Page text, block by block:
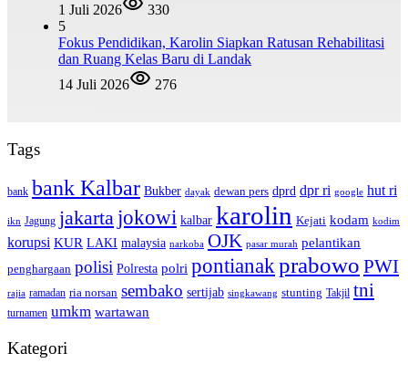
1 Juli 2026
330
5
Fokus Pendidikan, Karolin Siapkan Ratusan Rehabilitasi
dan Ruang Kelas Baru di Landak
14 Juli 2026
276
Tags
bank bank Kalbar Bukber dayak dewan pers dprd dpr ri google hut ri
ikn Jagung jakarta jokowi kalbar karolin Kejati kodam kodim
korupsi KUR LAKI malaysia narkoba OJK pasar murah pelantikan
penghargaan polisi Polresta polri pontianakprabowo PWI
rajia ramadan ria norsan sembako sertijab singkawang stunting Takjil tni
turnamen umkm wartawan
Kategori